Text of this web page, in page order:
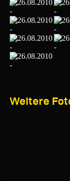
Weitere